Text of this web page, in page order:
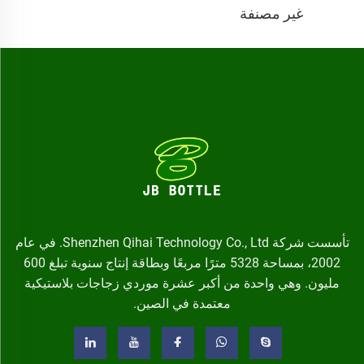
غير مصنفة
تأسست شركة Shenzhen Qihai Technology Co., Ltd. في عام
2002، بمساحة 5328 مترًا مربعًا وبطاقة إنتاج سنوية تبلغ 600
مليون. وهي واحدة من أكبر عشرة موردي زجاجات بلاستيكية
معتمدة في الصين.